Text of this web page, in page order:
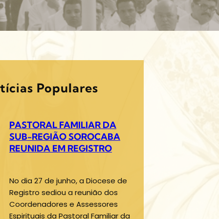
Populares
PASTORAL FAMILIAR DA
SUB-REGIÃO SOROCABA
REUNIDA EM REGISTRO
No dia 27 de junho, a Diocese de
Registro sediou a reunião dos
Coordenadores e Assessores
Espirituais da Pastoral Familiar da